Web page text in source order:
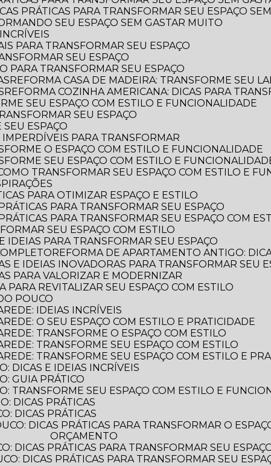
PRÁTICAS PARA TRANSFORMAR SEU ESPAÇO
SEU ESPAÇO SEM GASTAR MUITO
PARA TRANSFORMAR SEU ESPAÇO
SEU ESPAÇO
PARA TRANSFORMAR SEU ESPAÇO
REFORMA CASA DE MADEIRA: TRANSFORME SEU
REFORMA COZINHA AMERICANA: DICAS PARA
SEU ESPAÇO COM ESTILO E FUNCIONALIDADE
SEU ESPAÇO
SEU ESPAÇO
IMPERDÍVEIS PARA TRANSFORMAR
O ESPAÇO COM ESTILO E FUNCIONALIDADE
SEU ESPAÇO COM ESTILO E
TRANSFORMAR SEU ESPAÇO COM ESTILO E
PARA OTIMIZAR ESPAÇO E ESTILO
PARA TRANSFORMAR SEU ESPAÇO
PARA TRANSFORMAR SEU ESPAÇO COM
SEU ESPAÇO COM ESTILO
IDEIAS PARA TRANSFORMAR SEU ESPAÇO
REFORMA DE APARTAMENTO ANTIGO:
E IDEIAS INOVADORAS PARA TRANSFORMAR SEU
PARA VALORIZAR E MODERNIZAR
PARA REVITALIZAR SEU ESPAÇO COM ESTILO
POUCO
IDEIAS INCRÍVEIS
O SEU ESPAÇO COM ESTILO E PRATICIDADE
TRANSFORME O ESPAÇO COM ESTILO
TRANSFORME SEU ESPAÇO COM ESTILO
TRANSFORME SEU ESPAÇO COM ESTILO E
DICAS E IDEIAS INCRÍVEIS
GUIA PRÁTICO
TRANSFORME SEU ESPAÇO COM ESTILO E
DICAS PRÁTICAS
DICAS PRÁTICAS
ORÇAMENTO
DICAS PRÁTICAS PARA TRANSFORMAR SEU